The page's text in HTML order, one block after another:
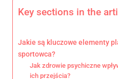
Key sections in the
Jakie są kluczowe elementy
sportowca?
Jak zdrowie psychiczne
ich przejścia?